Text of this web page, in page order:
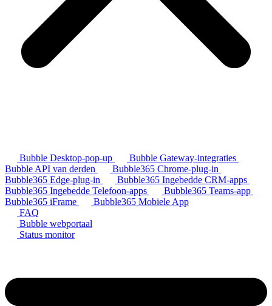
Bubble Desktop-pop-up
Bubble Gateway-integraties
Bubble API van derden
Bubble365 Chrome-plug-in
Bubble365 Edge-plug-in
Bubble365 Ingebedde CRM-apps
Bubble365 Ingebedde Telefoon-apps
Bubble365 Teams-app
Bubble365 iFrame
Bubble365 Mobiele App
FAQ
Bubble webportaal
Status monitor